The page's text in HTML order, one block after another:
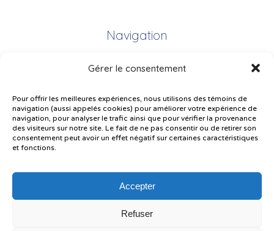
Gérer le consentement
Pour offrir les meilleures expériences, nous utilisons des témoins de
navigation (aussi appelés cookies) pour améliorer votre expérience de
navigation, pour analyser le trafic ainsi que pour vérifier la provenance
des visiteurs sur notre site. Le fait de ne pas consentir ou de retirer son
consentement peut avoir un effet négatif sur certaines caractéristiques
et fonctions.
Accepter
Refuser
Navigation
Plan du site
Plainte – service à l’élève
Politique de confidentialité